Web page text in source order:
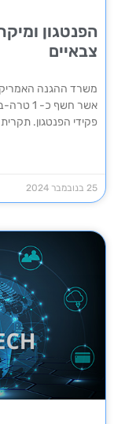
הפנטגון
צבאיים
משרד ההגנה
אשר חשף
פקידי הפנטגון.
25 בנובמבר 2024